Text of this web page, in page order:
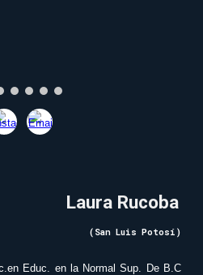
Laura Rucoba
(San Luis Potosí)
Educ. en la Normal Sup. De B.C